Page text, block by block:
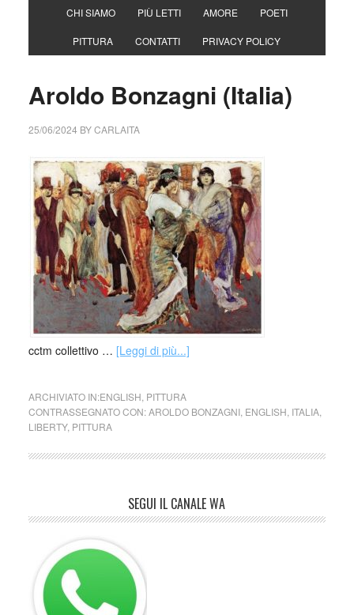
CHI SIAMO PIÙ LETTI AMORE POETI
PITTURA CONTATTI PRIVACY POLICY
Aroldo Bonzagni (Italia)
25/06/2024 BYCARLAITA
cctm collettivo … [Leggi di più...]
ARCHIVIATO IN:ENGLISH PITTURA
CONTRASSEGNATO CON:AROLDO BONZAGNI, ENGLISH ITALIA,
LIBERTY, PITTURA
SEGUI IL CANALE WA